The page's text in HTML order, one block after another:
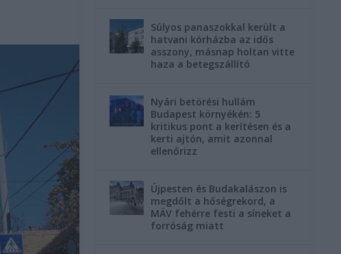
Súlyos panaszokkal került a
hatvani kórházba az idős
asszony, másnap holtan vitte
haza a betegszállító
Nyári betörési hullám
Budapest környékén: 5
kritikus pont a kerítésen és a
kerti ajtón, amit azonnal
ellenőrizz
Újpesten és Budakalászon is
megdőlt a hőségrekord, a
MÁV fehérre festi a síneket a
forróság miatt